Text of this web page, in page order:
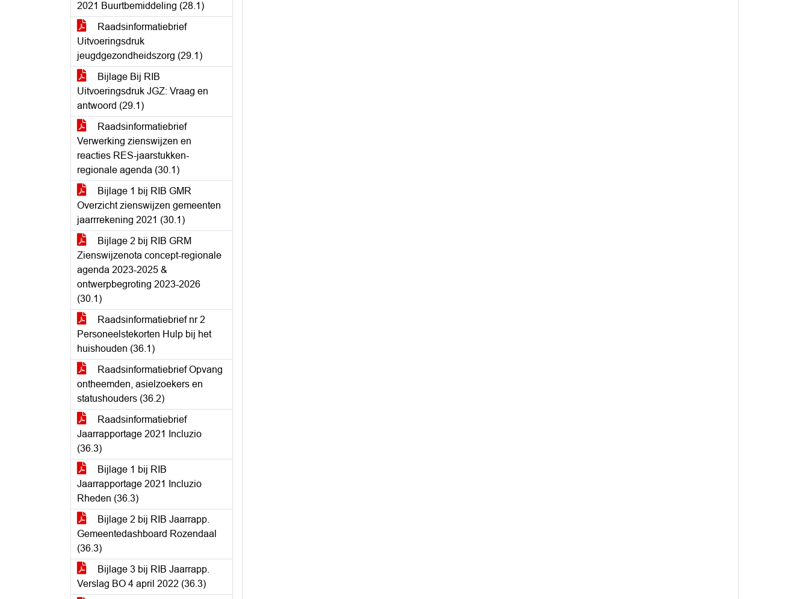
2021 Buurtbemiddeling (28.1)
Raadsinformatiebrief
Uitvoeringsdruk
jeugdgezondheidszorg (29.1)
Bijlage Bij RIB
Uitvoeringsdruk JGZ: Vraag en
antwoord (29.1)
Raadsinformatiebrief
Verwerking zienswijzen en
reacties RES-jaarstukken-
regionale agenda (30.1)
Bijlage 1 bij RIB GMR
Overzicht zienswijzen gemeenten
jaarrrekening 2021 (30.1)
Bijlage 2 bij RIB GRM
Zienswijzenota concept-regionale
agenda 2023-2025 &
ontwerpbegroting 2023-2026
(30.1)
Raadsinformatiebrief nr 2
Personeelstekorten Hulp bij het
huishouden (36.1)
Raadsinformatiebrief Opvang
ontheemden, asielzoekers en
statushouders (36.2)
Raadsinformatiebrief
Jaarrapportage 2021 Incluzio
(36.3)
Bijlage 1 bij RIB
Jaarrapportage 2021 Incluzio
Rheden (36.3)
Bijlage 2 bij RIB Jaarrapp.
Gemeentedashboard Rozendaal
(36.3)
Bijlage 3 bij RIB Jaarrapp.
Verslag BO 4 april 2022 (36.3)